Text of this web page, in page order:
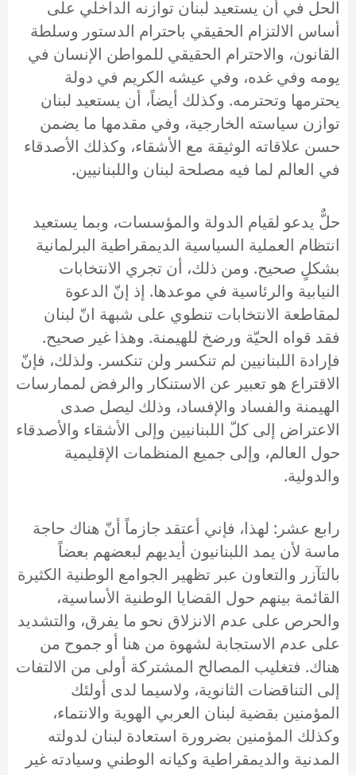
الحل في أن يستعيد لبنان توازنه الداخلي على
أساس الالتزام الحقيقي باحترام الدستور وسلطة
القانون، والاحترام الحقيقي للمواطن الإنسان في
يومه وفي غده، وفي عيشه الكريم في دولة
يحترمها وتحترمه. وكذلك أيضاً، أن يستعيد لبنان
توازن سياسته الخارجية، وفي مقدمها ما يضمن
حسن علاقاته الوثيقة مع الأشقاء، وكذلك الأصدقاء
في العالم لما فيه مصلحة لبنان واللبنانيين.
حلٌّ يدعو لقيام الدولة والمؤسسات، وبما يستعيد
انتظام العملية السياسية الديمقراطية البرلمانية
بشكلٍ صحيح. ومن ذلك، أن تجري الانتخابات
النيابية والرئاسية في موعدها. إذ إنّ الدعوة
لمقاطعة الانتخابات تنطوي على شبهة انّ لبنان
فقد قواه الحيّة ورضخ للهيمنة. وهذا غير صحيح.
فإرادة اللبنانيين لم تنكسر ولن تنكسر. ولذلك، فإنّ
الاقتراع هو تعبير عن الاستنكار والرفض لممارسات
الهيمنة والفساد والإفساد، وذلك ليصل صدى
الاعتراض إلى كلّ اللبنانيين وإلى الأشقاء والأصدقاء
حول العالم، وإلى جميع المنظمات الإقليمية
والدولية.
رابع عشر: لهذا، فإني أعتقد جازماً أنّ هناك حاجة
ماسة لأن يمد اللبنانيون أيديهم لبعضهم بعضاً
بالتآزر والتعاون عبر تظهير الجوامع الوطنية الكثيرة
القائمة بينهم حول القضايا الوطنية الأساسية،
والحرص على عدم الانزلاق نحو ما يفرق، والتشديد
على عدم الاستجابة لشهوة من هنا أو جموح من
هناك. فتغليب المصالح المشتركة أولى من الالتفات
إلى التناقضات الثانوية، ولاسيما لدى أولئك
المؤمنين بقضية لبنان العربي الهوية والانتماء،
وكذلك المؤمنين بضرورة استعادة لبنان لدولته
المدنية والديمقراطية وكيانه الوطني وسيادته غير